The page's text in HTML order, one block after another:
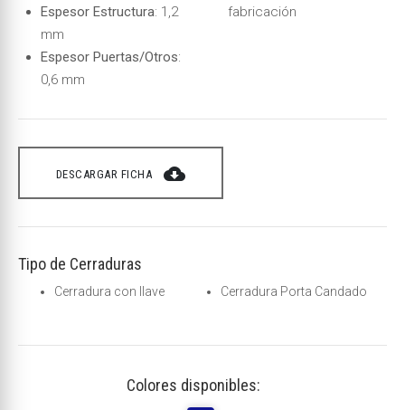
Espesor Estructura: 1,2
mm
Espesor Puertas/Otros:
0,6 mm
fabricación
DESCARGAR FICHA cloud_download
Tipo de Cerraduras
Cerradura con llave Cerradura Porta Candado
Colores disponibles: